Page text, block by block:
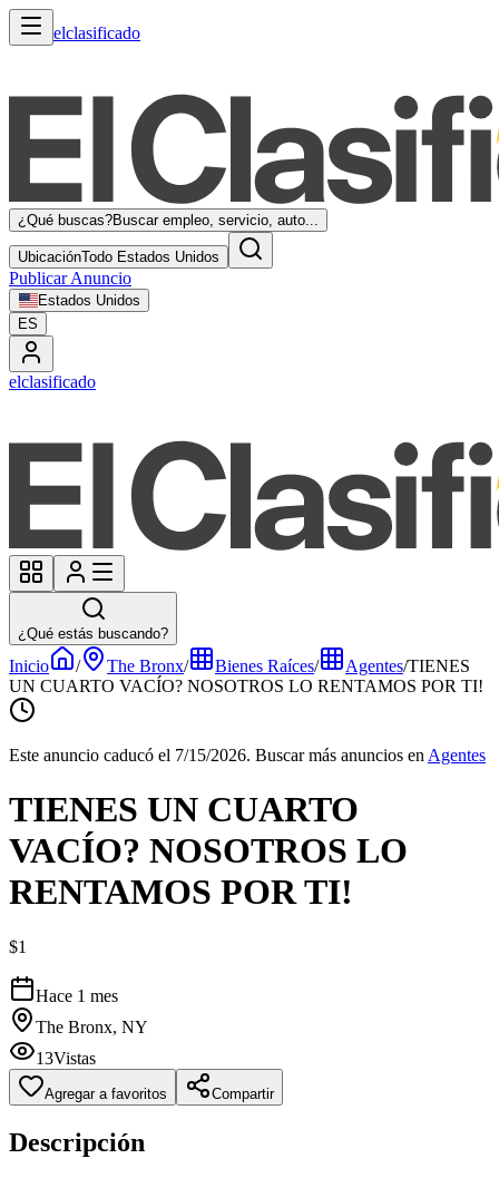
elclasificado
¿Qué buscas?Buscar empleo, servicio, auto...
UbicaciónTodo Estados Unidos
Publicar Anuncio
Estados Unidos
ES
elclasificado
¿Qué estás buscando?
Inicio / The Bronx/ Bienes Raíces/ Agentes/TIENES
UN CUARTO VACÍO? NOSOTROS LO RENTAMOS POR TI!
Este anuncio caducó el 7/15/2026. Buscar más anuncios en Agentes
TIENES UN CUARTO
VACÍO? NOSOTROS LO
RENTAMOS POR TI!
$1
Hace 1 mes
The Bronx, NY
13Vistas
Agregar a favoritos Compartir
Descripción